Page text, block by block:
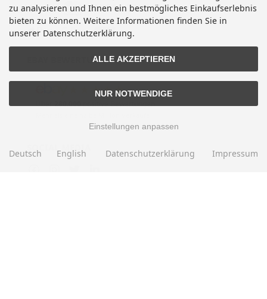
EBAY BEWERTUNGEN
★★★★★
Über280.000positive Bewertungen
SOCIAL MEDIA
zu analysieren und Ihnen ein bestmögliches Einkaufserlebnis
bieten zu können. Weitere Informationen finden Sie in
unserer Datenschutzerklärung.
ALLE AKZEPTIEREN
NUR NOTWENDIGE
Einstellungen anpassen
Deutsch English Datenschutzerklärung Impressum